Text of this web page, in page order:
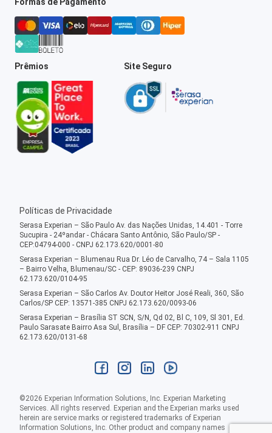
Prêmios Site Seguro
Políticas de Privacidade
Serasa Experian – São Paulo Av. das Nações Unidas, 14.401 - Torre
Sucupira - 24ºandar - Chácara Santo Antônio, São Paulo/SP -
CEP:04794-000 - CNPJ 62.173.620/0001-80
Serasa Experian – Blumenau Rua Dr. Léo de Carvalho, 74 – Sala 1105
– Bairro Velha, Blumenau/SC - CEP: 89036-239 CNPJ
62.173.620/0104-95
Serasa Experian – São Carlos Av. Doutor Heitor José Reali, 360, São
Carlos/SP CEP: 13571-385 CNPJ 62.173.620/0093-06
Serasa Experian – Brasília ST SCN, S/N, Qd 02, Bl C, 109, Sl 301, Ed.
Paulo Sarasate Bairro Asa Sul, Brasília – DF CEP: 70302-911 CNPJ
62.173.620/0131-68
©2026 Experian Information Solutions, Inc. Experian Marketing
Services. All rights reserved. Experian and the Experian marks used
herein are service marks or registered trademarks of Experian
Information Solutions, Inc. Other product and company names